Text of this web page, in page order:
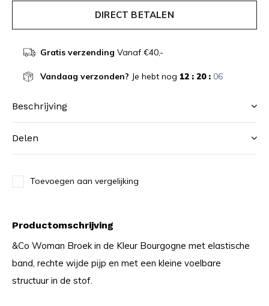
DIRECT BETALEN
Gratis verzending Vanaf €40,-
Vandaag verzonden? Je hebt nog 12 : 20 : 06
Beschrijving
Delen
Toevoegen aan vergelijking
Productomschrijving
&Co Woman Broek in de Kleur Bourgogne met elastische
band, rechte wijde pijp en met een kleine voelbare
structuur in de stof.